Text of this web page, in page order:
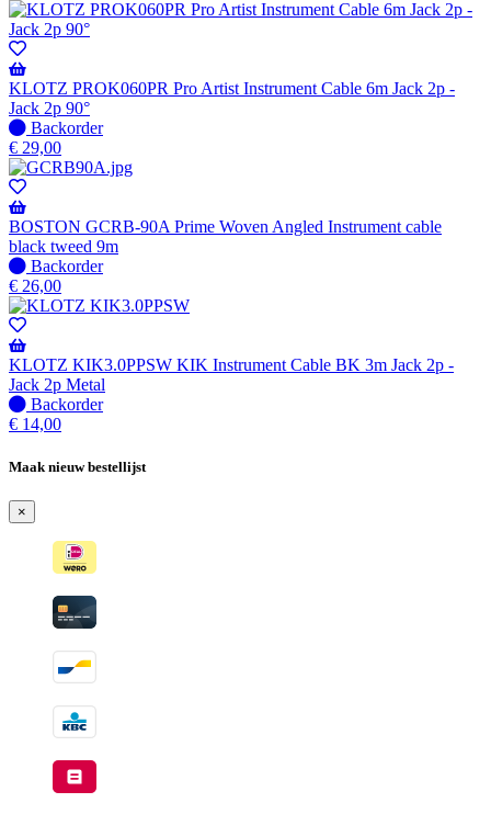
KLOTZ PROK060PR Pro Artist Instrument Cable 6m Jack 2p -
Jack 2p 90°
Niet
op
voorraad
-
Wordt
verzonden
wanneer
beschikbaar
Backorder
€ 29,00
BOSTON GCRB-90A Prime Woven Angled Instrument cable
black tweed 9m
Niet
op
voorraad
-
Wordt
verzonden
wanneer
beschikbaar
Backorder
€ 26,00
KLOTZ KIK3.0PPSW KIK Instrument Cable BK 3m Jack 2p -
Jack 2p Metal
Niet
op
-
verzonden
wanneer
beschikbaar
Backorder
€ 14,00
Maak nieuw bestellijst
×